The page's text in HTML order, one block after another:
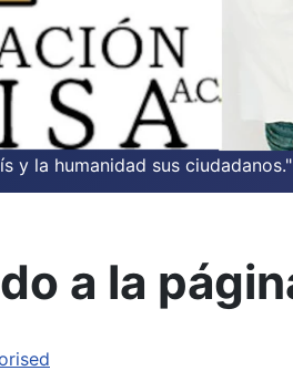
y la humanidad sus
a la